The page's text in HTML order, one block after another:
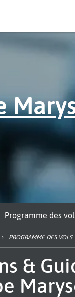
Programme des
PROGRAMME DES VOLS